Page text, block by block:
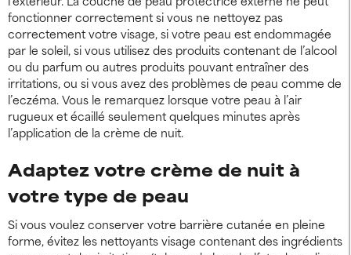
fonctionner correctement si vous ne nettoyez pas
correctement votre visage, si votre peau est endommagée
par le soleil, si vous utilisez des produits contenant de l’alcool
ou du parfum ou autres produits pouvant entraîner des
irritations, ou si vous avez des problèmes de peau comme de
l’eczéma. Vous le remarquez lorsque votre peau à l’air
rugueux et écaillé seulement quelques minutes après
l’application de la crème de nuit.
Adaptez votre crème de nuit à
votre type de peau
Si vous voulez conserver votre barrière cutanée en pleine
forme, évitez les nettoyants visage contenant des ingrédients